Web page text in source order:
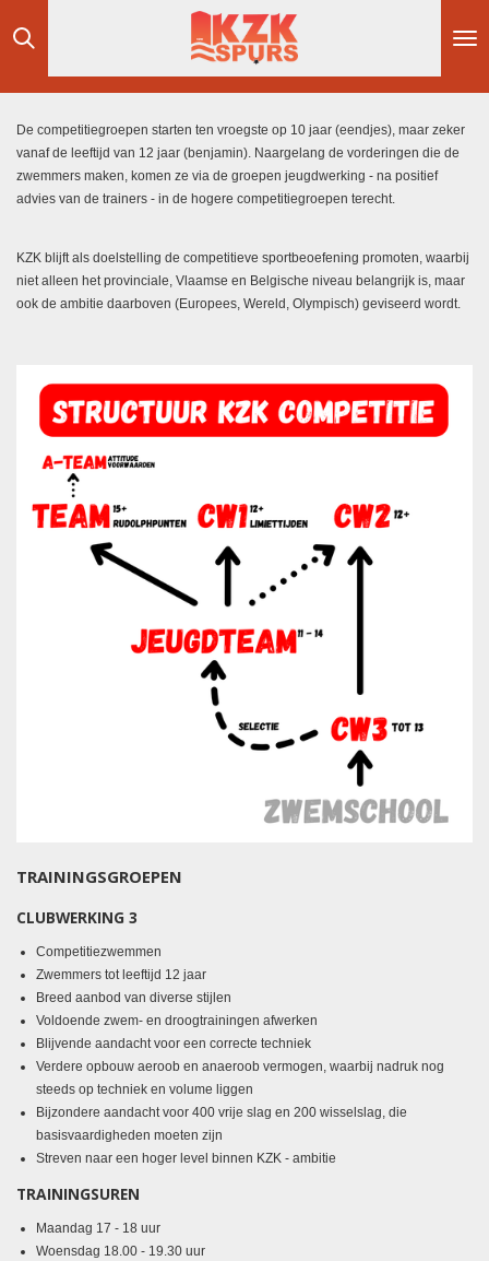
direct
de
De competitiegroepen starten ten vroegste op 10 jaar (eendjes), maar zeker
vanaf de leeftijd van 12 jaar (benjamin). Naargelang de vorderingen die de
zwemmers maken, komen ze via de groepen jeugdwerking - na positief
advies van de trainers - in de hogere competitiegroepen terecht.
KZK blijft als doelstelling de competitieve sportbeoefening promoten, waarbij
niet alleen het provinciale, Vlaamse en Belgische niveau belangrijk is, maar
ook de ambitie daarboven (Europees, Wereld, Olympisch) geviseerd wordt.
TRAININGSGROEPEN
CLUBWERKING 3
Competitiezwemmen
Zwemmers tot leeftijd 12 jaar
Breed aanbod van diverse stijlen
Voldoende zwem- en droogtrainingen afwerken
Blijvende aandacht voor een correcte techniek
Verdere opbouw aeroob en anaeroob vermogen, waarbij nadruk nog
steeds op techniek en volume liggen
Bijzondere aandacht voor 400 vrije slag en 200 wisselslag, die
basisvaardigheden moeten zijn
Streven naar een hoger level binnen KZK - ambitie
TRAININGSUREN
Maandag 17 - 18 uur
Woensdag 18.00 - 19.30 uur